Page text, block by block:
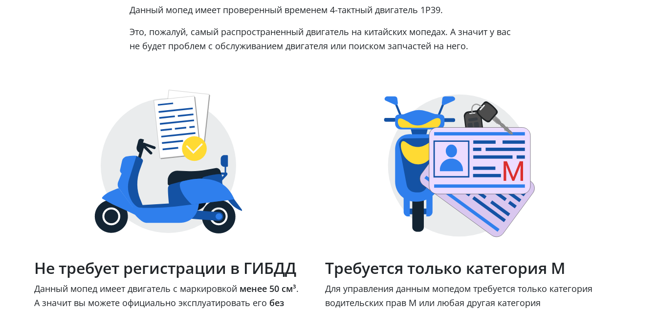
Данный мопед имеет проверенный временем 4-тактный двигатель 1Р39.
Это, пожалуй, самый распространенный двигатель на китайских мопедах. А значит у вас
не будет проблем с обслуживанием двигателя или поиском запчастей на него.
Не требует регистрации в ГИБДД
Данный мопед имеет двигатель с маркировкой менее 50 см³.
А значит вы можете официально эксплуатировать его без
Требуется только категория М
Для управления данным мопедом требуется только категория
водительских прав М или любая другая категория